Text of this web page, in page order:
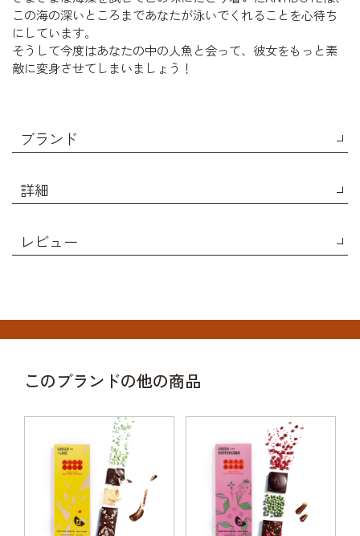
この海の深いところまであなたが泳いでくれることを心待ち
にしています。
そうして今度はあなたの中の人魚と会って、彼女をもっと素
敵に変身させてしまいましょう！
ブランド
詳細
レビュー
このブランドの他の商品